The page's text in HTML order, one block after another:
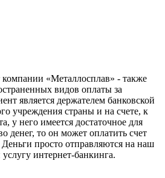
компании «Металлосплав» - также
видов оплаты за
является держателем банковской
учреждения страны и на счете, к
у него имеется достаточное для
денег, то он может оплатить счет
просто отправляются на наш
интернет-банкинга.